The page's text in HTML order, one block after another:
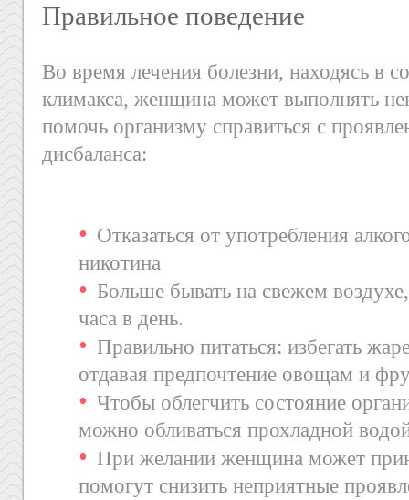
Правильное поведение
Во время лечения болезни, находясь в
климакса, женщина может выполнять
помочь организму справиться с
дисбаланса:
Отказаться от употребления
никотина
Больше бывать на свежем воздухе,
часа в день.
Правильно питаться: избегать
отдавая предпочтение овощам и
Чтобы облегчить состояние
можно обливаться прохладной
При желании женщина может
помогут снизить неприятные